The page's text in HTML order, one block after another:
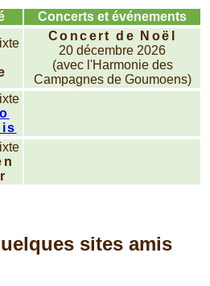
Concerts et événements
Concert de Noël
20 décembre 2026
(avec l'Harmonie des
Campagnes de Goumoens)
sites amis